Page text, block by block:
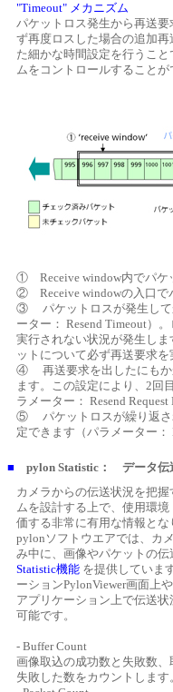
"Timeout" メカニズム
パケットロス発生から再送
ず再度ロスした場合の追加
た細かな時間設定を行うこ
ムをコントロールすることが
① Receive window内でパケ
② Receive windowの入口で
③ パケットロスが発生して
ーター： Resend Timeout）
実行されない状況が発生し
ットについて必ず再送要求を
④ 再送要求を出したにもか
ます。この設定により、2回
ラメーター： Resend Request
⑤ パケットロスが繰り返さ
定できます（パラメーター：
■
pylon Statistic： データ伝
カメラからの伝送状況を把
ムを設計する上で、使用環
価する非常に有用な情報とな
pylonソフトウエアでは、カ
み中に、画像やパケットの伝
Statistic機能 を提供していま
ーションPylonViewer画面上
アプリケーション上で伝送
可能です。
- Buffer Count
画像取込の成功数と失敗数
失敗した数をカウントします。